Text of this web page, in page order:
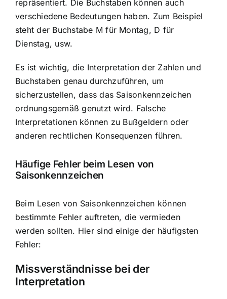
repräsentiert. Die Buchstaben können auch
verschiedene Bedeutungen haben. Zum Beispiel
steht der Buchstabe M für Montag, D für
Dienstag, usw.
Es ist wichtig, die Interpretation der Zahlen und
Buchstaben genau durchzuführen, um
sicherzustellen, dass das Saisonkennzeichen
ordnungsgemäß genutzt wird. Falsche
Interpretationen können zu Bußgeldern oder
anderen rechtlichen Konsequenzen führen.
Häufige Fehler beim Lesen von
Saisonkennzeichen
Beim Lesen von Saisonkennzeichen können
bestimmte Fehler auftreten, die vermieden
werden sollten. Hier sind einige der häufigsten
Fehler:
Missverständnisse bei der
Interpretation